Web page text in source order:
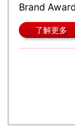
Brand
了解更多